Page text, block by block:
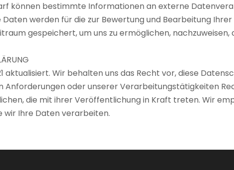
können bestimmte Informationen an externe
werden für die zur Bewertung und Bearbeitung
gespeichert, um uns zu ermöglichen,
aktualisiert. Wir behalten uns das Recht vor, diese
Anforderungen oder unserer Verarbeitungstätigkeiten
die mit ihrer Veröffentlichung in Kraft treten. Wir
wir Ihre Daten verarbeiten.